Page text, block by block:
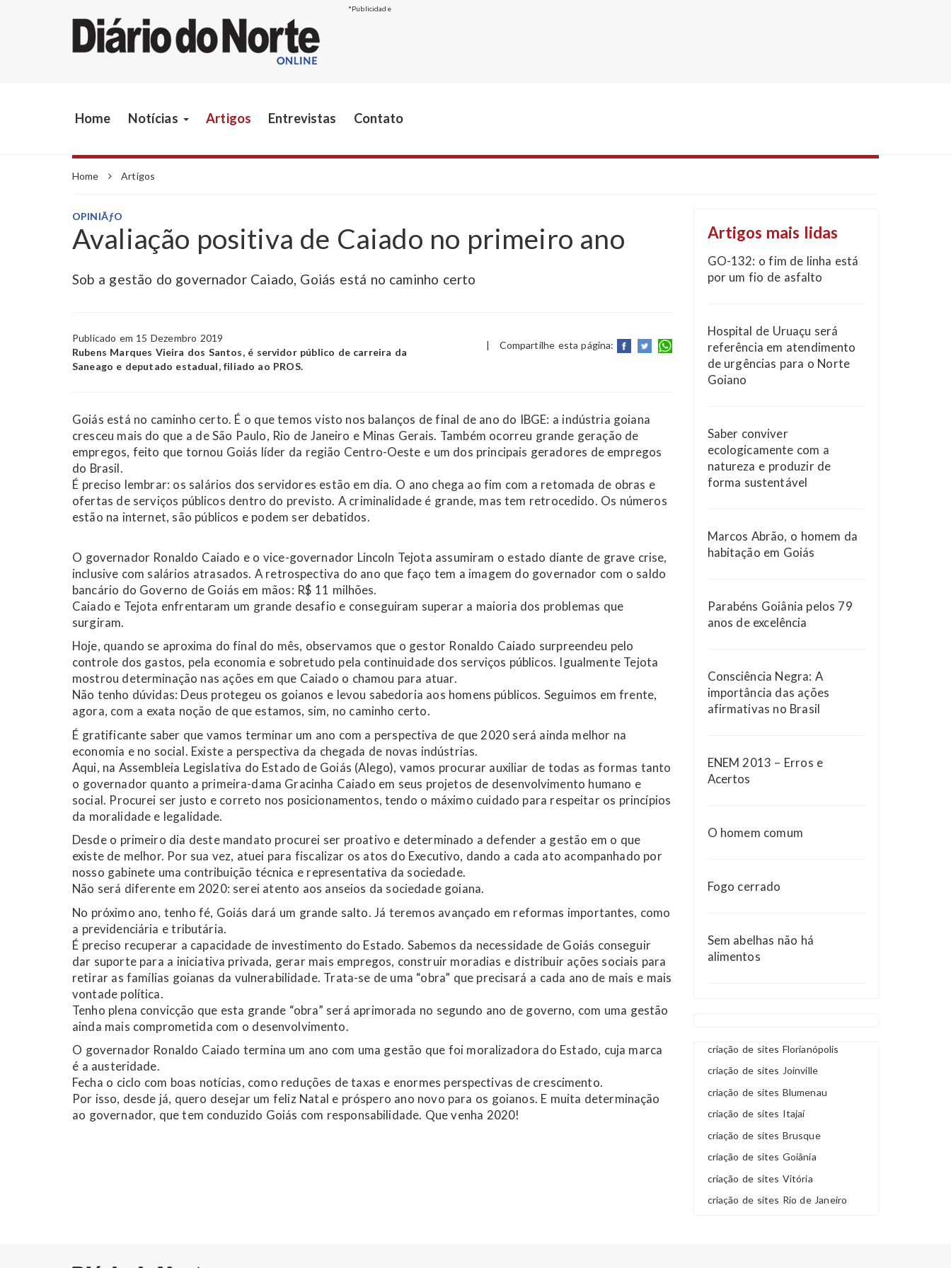
*Publicidade
Home Notícias Artigos Entrevistas Contato
Home Artigos
OPINIÃƒO
Avaliação positiva de Caiado no primeiro ano
Sob a gestão do governador Caiado, Goiás está no caminho certo
Publicado em 15 Dezembro 2019
Rubens Marques Vieira dos Santos, é servidor público de carreira da
Saneago e deputado estadual, filiado ao PROS.
| Compartilhe esta página:
Goiás está no caminho certo. É o que temos visto nos balanços de final de ano do IBGE: a indústria goiana
cresceu mais do que a de São Paulo, Rio de Janeiro e Minas Gerais. Também ocorreu grande geração de
empregos, feito que tornou Goiás líder da região Centro-Oeste e um dos principais geradores de empregos
do Brasil.
É preciso lembrar: os salários dos servidores estão em dia. O ano chega ao fim com a retomada de obras e
ofertas de serviços públicos dentro do previsto. A criminalidade é grande, mas tem retrocedido. Os números
estão na internet, são públicos e podem ser debatidos.
O governador Ronaldo Caiado e o vice-governador Lincoln Tejota assumiram o estado diante de grave crise,
inclusive com salários atrasados. A retrospectiva do ano que faço tem a imagem do governador com o saldo
bancário do Governo de Goiás em mãos: R$ 11 milhões.
Caiado e Tejota enfrentaram um grande desafio e conseguiram superar a maioria dos problemas que
surgiram.
Hoje, quando se aproxima do final do mês, observamos que o gestor Ronaldo Caiado surpreendeu pelo
controle dos gastos, pela economia e sobretudo pela continuidade dos serviços públicos. Igualmente Tejota
mostrou determinação nas ações em que Caiado o chamou para atuar.
Não tenho dúvidas: Deus protegeu os goianos e levou sabedoria aos homens públicos. Seguimos em frente,
agora, com a exata noção de que estamos, sim, no caminho certo.
É gratificante saber que vamos terminar um ano com a perspectiva de que 2020 será ainda melhor na
economia e no social. Existe a perspectiva da chegada de novas indústrias.
Aqui, na Assembleia Legislativa do Estado de Goiás (Alego), vamos procurar auxiliar de todas as formas tanto
o governador quanto a primeira-dama Gracinha Caiado em seus projetos de desenvolvimento humano e
social. Procurei ser justo e correto nos posicionamentos, tendo o máximo cuidado para respeitar os princípios
da moralidade e legalidade.
Desde o primeiro dia deste mandato procurei ser proativo e determinado a defender a gestão em o que
existe de melhor. Por sua vez, atuei para fiscalizar os atos do Executivo, dando a cada ato acompanhado por
nosso gabinete uma contribuição técnica e representativa da sociedade.
Não será diferente em 2020: serei atento aos anseios da sociedade goiana.
No próximo ano, tenho fé, Goiás dará um grande salto. Já teremos avançado em reformas importantes, como
a previdenciária e tributária.
É preciso recuperar a capacidade de investimento do Estado. Sabemos da necessidade de Goiás conseguir
dar suporte para a iniciativa privada, gerar mais empregos, construir moradias e distribuir ações sociais para
retirar as famílias goianas da vulnerabilidade. Trata-se de uma “obra” que precisará a cada ano de mais e mais
vontade política.
Tenho plena convicção que esta grande “obra” será aprimorada no segundo ano de governo, com uma gestão
ainda mais comprometida com o desenvolvimento.
O governador Ronaldo Caiado termina um ano com uma gestão que foi moralizadora do Estado, cuja marca
é a austeridade.
Fecha o ciclo com boas notícias, como reduções de taxas e enormes perspectivas de crescimento.
Por isso, desde já, quero desejar um feliz Natal e próspero ano novo para os goianos. E muita determinação
ao governador, que tem conduzido Goiás com responsabilidade. Que venha 2020!
Artigos mais lidas
GO-132: o fim de linha está
por um fio de asfalto
Hospital de Uruaçu será
referência em atendimento
de urgências para o Norte
Goiano
Saber conviver
ecologicamente com a
natureza e produzir de
forma sustentável
Marcos Abrão, o homem da
habitação em Goiás
Parabéns Goiânia pelos 79
anos de excelência
Consciência Negra: A
importância das ações
afirmativas no Brasil
ENEM 2013 – Erros e
Acertos
O homem comum
Fogo cerrado
Sem abelhas não há
alimentos
criação de sites Florianópolis
criação de sites Joinville
criação de sites Blumenau
criação de sites Itajaí
criação de sites Brusque
criação de sites Goiânia
criação de sites Vitória
criação de sites Rio de Janeiro